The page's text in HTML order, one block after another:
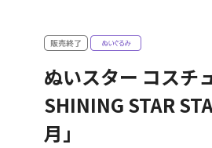
ぬいスター コスチ
SHINING STAR
月」